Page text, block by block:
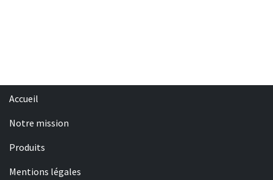
Accueil
Notre mission
Produits
Mentions légales